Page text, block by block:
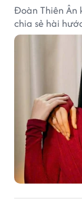
Đoàn Thiên Ân
chia sẻ hài